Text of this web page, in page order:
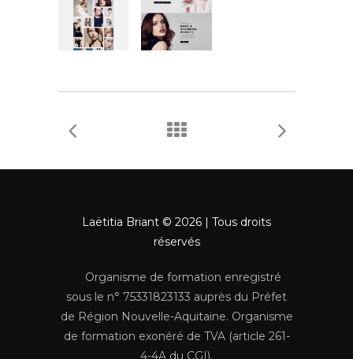
Laëtitia Briant © 2026 | Tous droits
réservés
Organisme de formation enregistré
sous le n° 75331823133 auprès du Préfet
de Région Nouvelle-Aquitaine. Organisme
de formation exonéré de TVA (article 261-
4-4A du CGI).